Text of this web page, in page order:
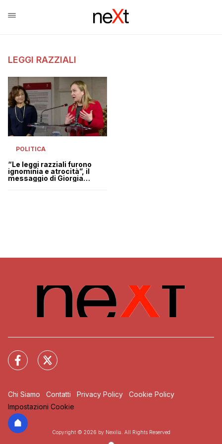
LEGGI RAZZIALI
POLITICA
“Le leggi razziali furono
ignominia e atrocità”, il
messaggio di Giorgia
Chi Siamo Contatti Privacy Policy
Cookie Policy
Impostazioni Cookie
Copyright © 2026 by Nexilia. All Rights Reserved